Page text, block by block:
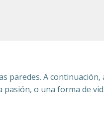
paredes. A
o una forma de